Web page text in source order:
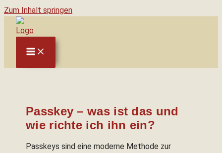
Zum Inhalt springen
Passkey – was ist das und
wie richte ich ihn ein?
Passkeys sind eine moderne Methode zur